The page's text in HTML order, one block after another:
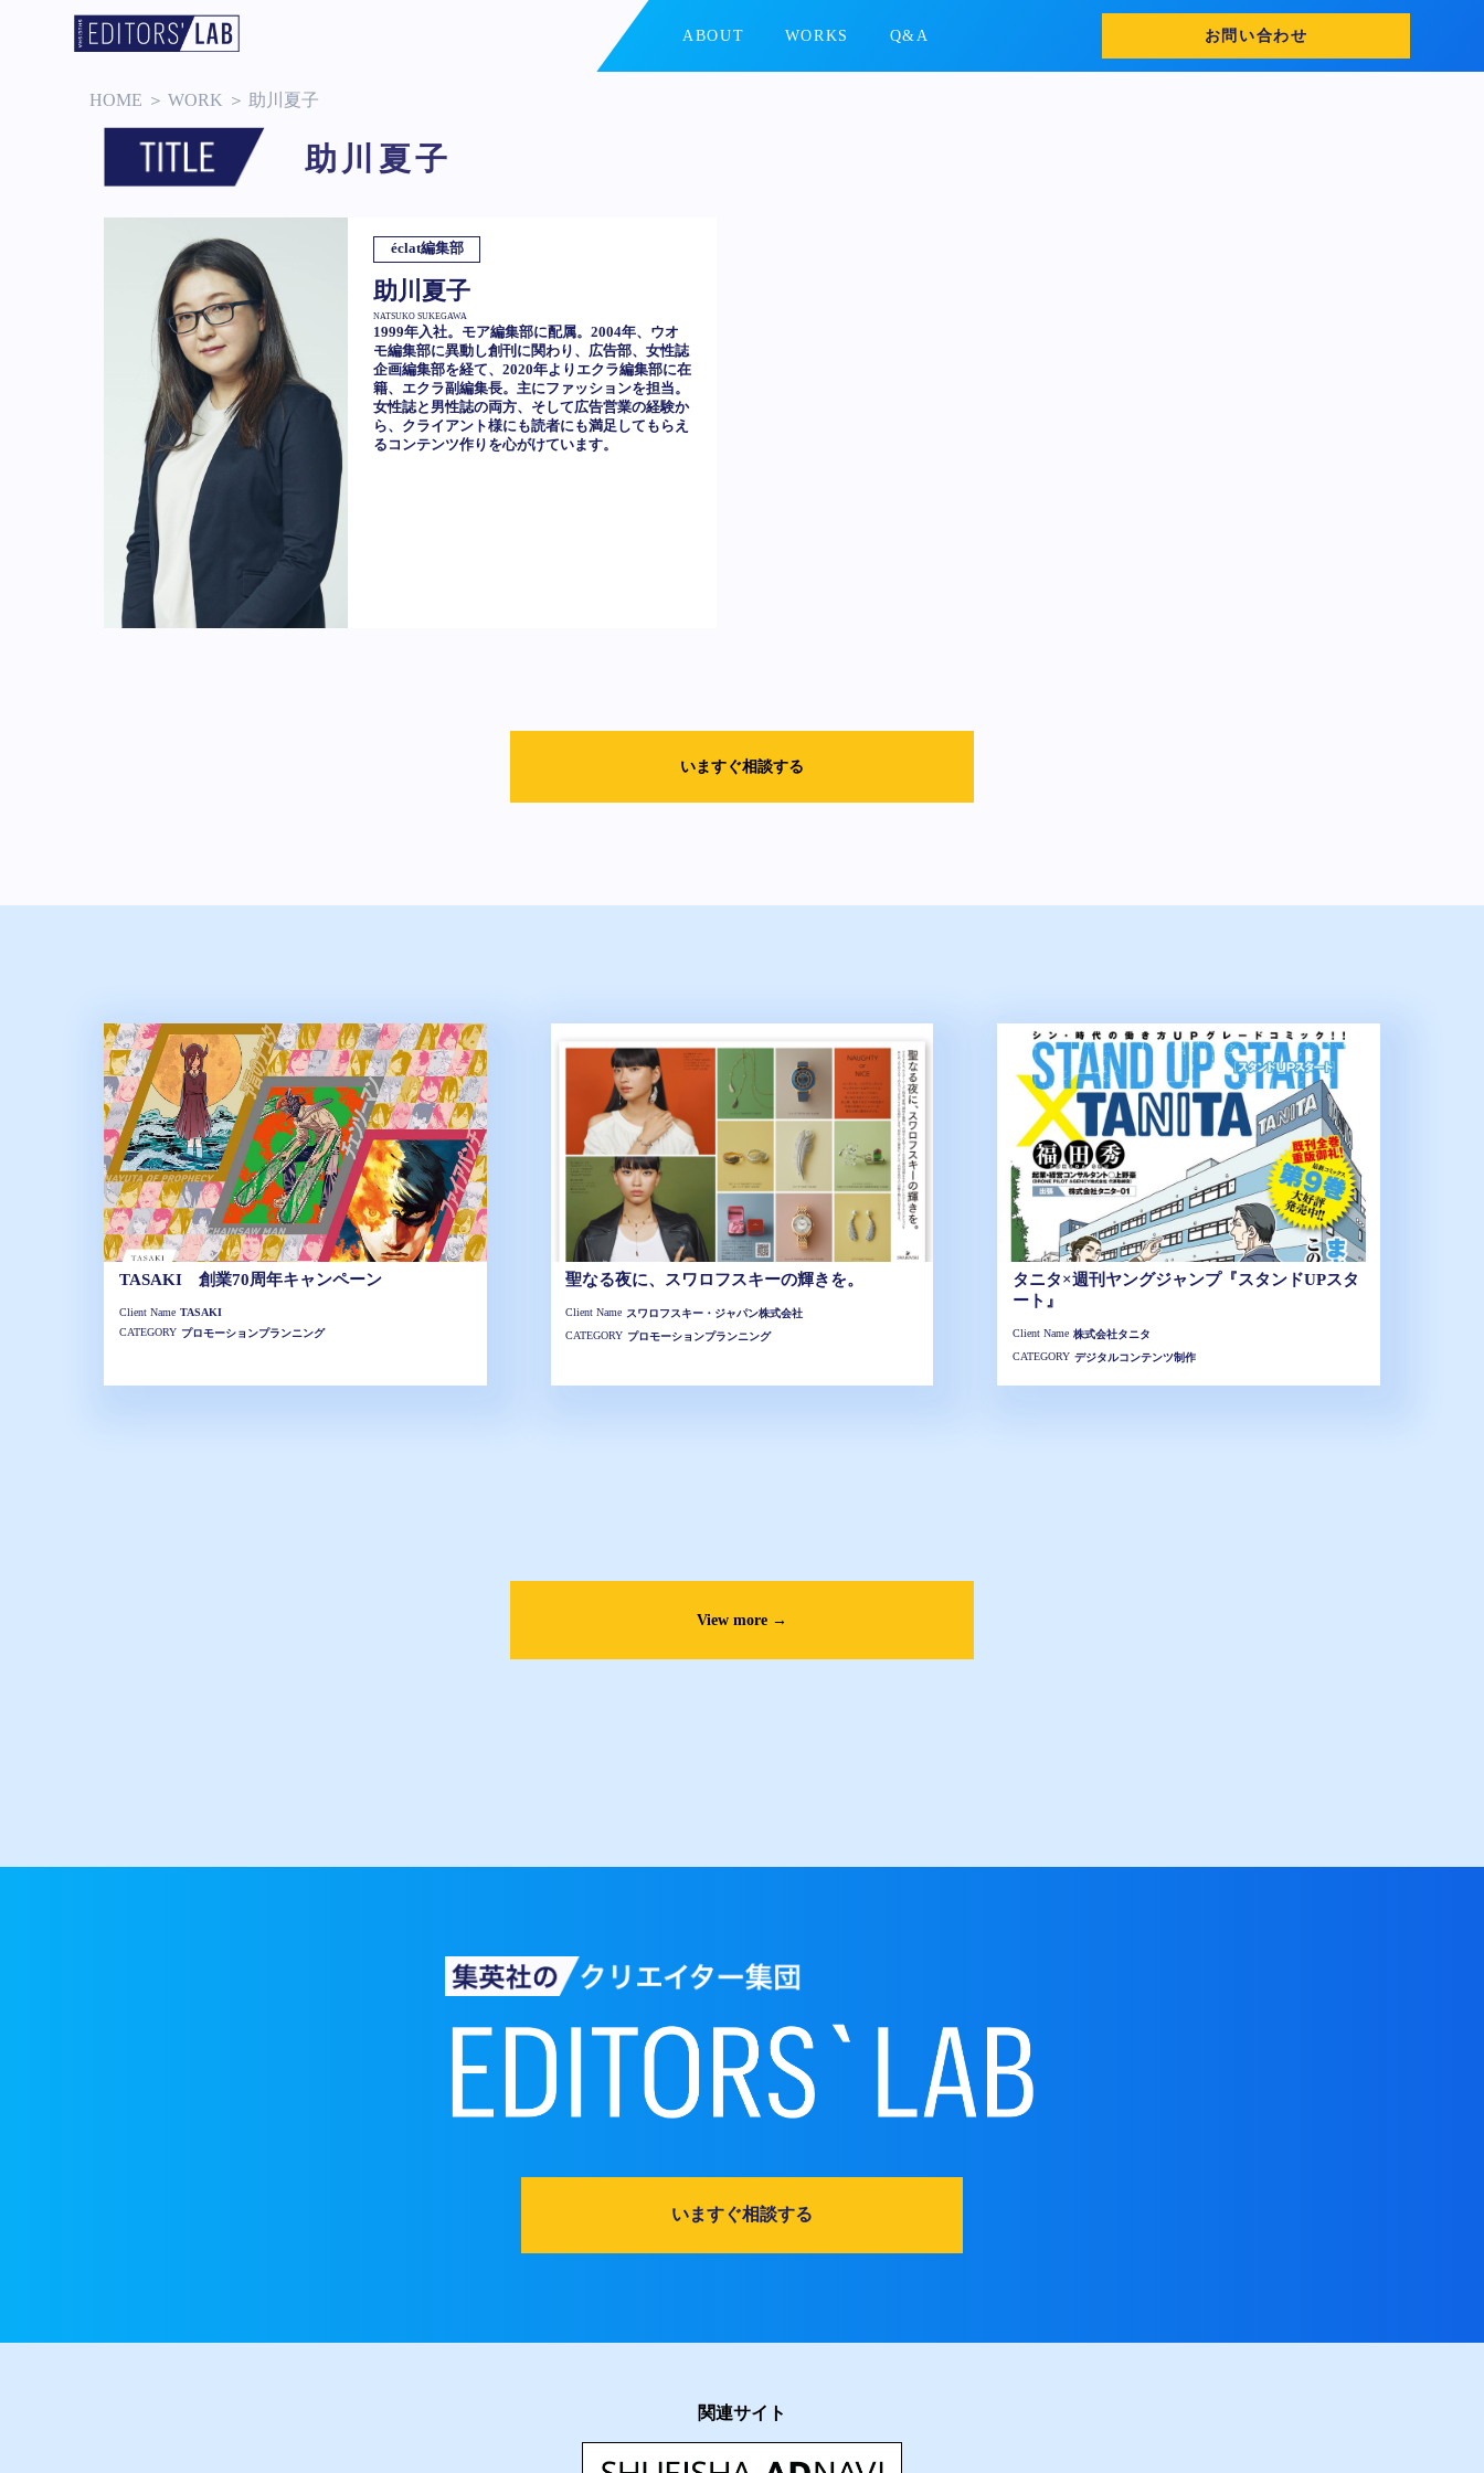
ABOUT WORKS Q&A お問い合わせ
HOME ＞ WORK ＞ 助川夏子
助川夏子
éclat編集部
助川夏子
NATSUKO SUKEGAWA
1999年入社。モア編集部に配属。2004年、ウオ
モ編集部に異動し創刊に関わり、広告部、女性誌
企画編集部を経て、2020年よりエクラ編集部に在
籍、エクラ副編集長。主にファッションを担当。
女性誌と男性誌の両方、そして広告営業の経験か
ら、クライアント様にも読者にも満足してもらえ
るコンテンツ作りを心がけています。
いますぐ相談する
TASAKI 創業70周年キャンペーン
Client Name TASAKI
CATEGORY プロモーションプランニング
聖なる夜に、スワロフスキーの輝きを。
Client Name スワロフスキー・ジャパン株式会社
CATEGORY プロモーションプランニング
タニタ×週刊ヤングジャンプ『スタンドUPスタ
ート』
Client Name 株式会社タニタ
CATEGORY デジタルコンテンツ制作
View more →
いますぐ相談する
関連サイト